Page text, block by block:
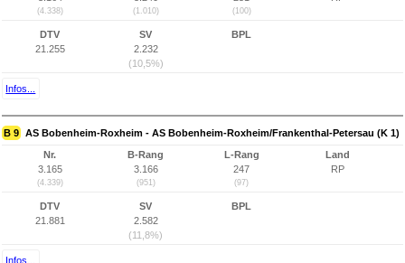
(4.338) (1.010) (100)
DTV
21.255
SV
2.232
(10,5%)
BPL
Infos...
B 9 AS Bobenheim-Roxheim - AS Bobenheim-Roxheim/Frankenthal-Petersau (K 1)
Nr.
3.165
(4.339)
B-Rang
3.166
(951)
L-Rang
247
(97)
Land
RP
DTV
21.881
SV
2.582
(11,8%)
BPL
Infos...